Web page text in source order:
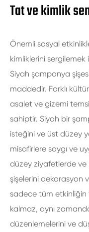
Tat ve kimlik
Önemli sosyal
kimliklerini
Siyah şampanya
maddedir. Farklı
asalet ve gizemi
sahiptir. Siyah bir
isteğini ve üst düzey
misafirlere saygı ve
düzey ziyafetlerde ve
şişelerini dekorasyon
sadece tüm etkinliğin
kalmaz, aynı
düzenlemelerini ve